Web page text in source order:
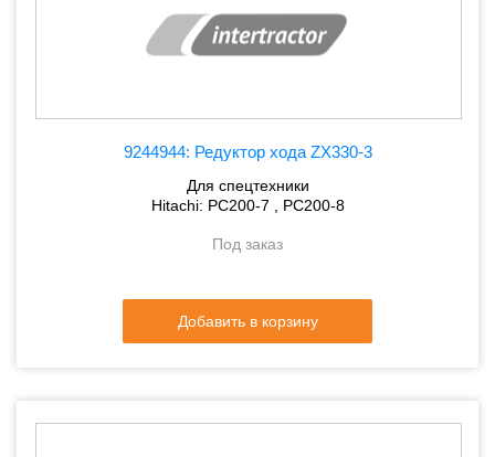
9244944: Редуктор хода ZX330-3
Для спецтехники
Hitachi: PC200-7 , PC200-8
Под заказ
Добавить в корзину